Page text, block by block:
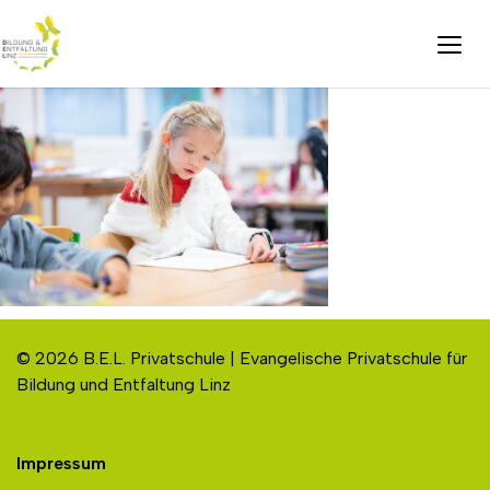
© 2026 B.E.L. Privatschule | Evangelische Privatschule für
Bildung und Entfaltung Linz
Impressum